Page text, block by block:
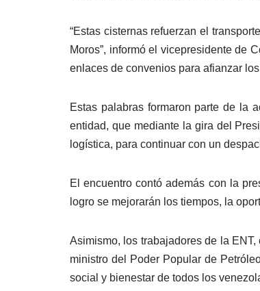
“Estas cisternas refuerzan el
Moros”, informó el vicepresidente de
enlaces de convenios para afianzar
Estas palabras formaron parte de la
entidad, que mediante la gira del
logística, para continuar con un
El encuentro contó además con la
logro se mejorarán los tiempos, la
Asimismo, los trabajadores de la
ministro del Poder Popular de
social y bienestar de todos los